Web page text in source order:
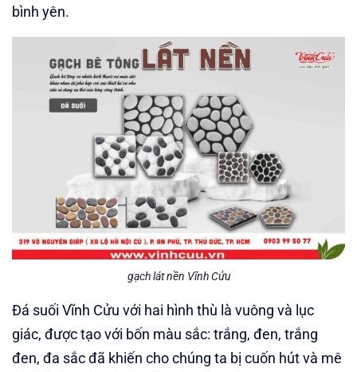
bình yên.
gạch lát nền Vĩnh Cửu
Đá suối Vĩnh Cửu với hai hình thù là vuông và lục
giác, được tạo với bốn màu sắc: trắng, đen, trắng
đen, đa sắc đã khiến cho chúng ta bị cuốn hút và mê